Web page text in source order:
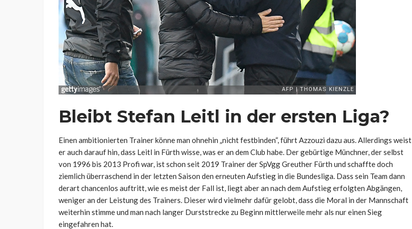
Bleibt Stefan Leitl in der ersten Liga?
Einen ambitionierten Trainer könne man ohnehin „nicht festbinden“, führt Azzouzi dazu aus. Allerdings weist
er auch darauf hin, dass Leitl in Fürth wisse, was er an dem Club habe. Der gebürtige Münchner, der selbst
von 1996 bis 2013 Profi war, ist schon seit 2019 Trainer der SpVgg Greuther Fürth und schaffte doch
ziemlich überraschend in der letzten Saison den erneuten Aufstieg in die Bundesliga. Dass sein Team dann
derart chancenlos auftritt, wie es meist der Fall ist, liegt aber an nach dem Aufstieg erfolgten Abgängen,
weniger an der Leistung des Trainers. Dieser wird vielmehr dafür gelobt, dass die Moral in der Mannschaft
weiterhin stimme und man nach langer Durststrecke zu Beginn mittlerweile mehr als nur einen Sieg
eingefahren hat.